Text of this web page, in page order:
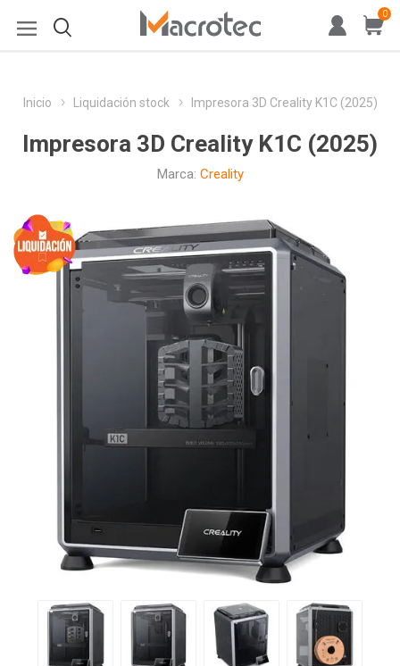
0
Inicio Liquidación stock Impresora 3D Creality K1C (2025)
Impresora 3D Creality K1C (2025)
Marca: Creality